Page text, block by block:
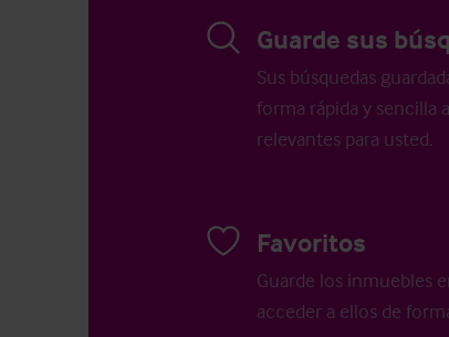
Guarde sus
Sus búsquedas
forma rápida y sencilla
relevantes para usted.
Favoritos
Guarde los inmuebles
acceder a ellos de